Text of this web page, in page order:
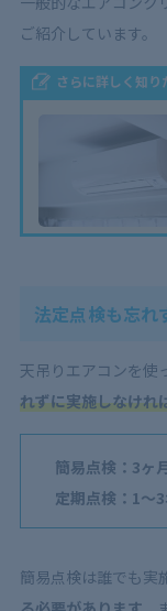
ご紹介しています。
さらに詳しく知り
法定点検も忘れ
天吊りエアコンを使
れずに実施しなけれ
簡易点検：3ヶ
定期点検：1～
簡易点検は誰でも実